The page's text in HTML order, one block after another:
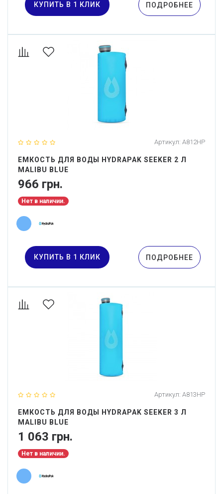
КУПИТЬ В 1 КЛИК ПОДРОБНЕЕ
Артикул: A812HP
ЕМКОСТЬ ДЛЯ ВОДЫ HYDRAPAK SEEKER 2 Л
MALIBU BLUE
966 грн.
Нет в наличии.
КУПИТЬ В 1 КЛИК ПОДРОБНЕЕ
Артикул: A813HP
ЕМКОСТЬ ДЛЯ ВОДЫ HYDRAPAK SEEKER 3 Л
MALIBU BLUE
1 063 грн.
Нет в наличии.